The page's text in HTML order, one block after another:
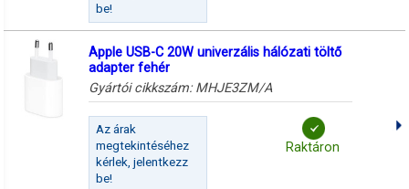
be!
Apple USB-C 20W univerzális hálózati töltő
adapter fehér
Gyártói cikkszám: MHJE3ZM/A
Az árak
megtekintéséhez
kérlek, jelentkezz
be!
Raktáron